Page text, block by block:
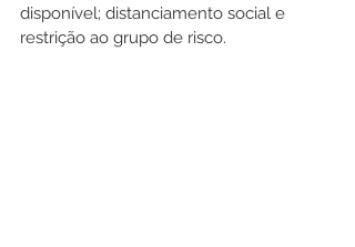
disponível; distanciamento social e
restrição ao grupo de risco.